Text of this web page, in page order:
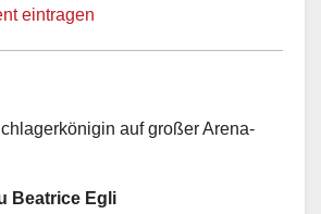
eintragen
auf großer Arena-
Beatrice Egli